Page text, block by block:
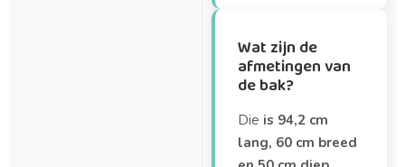
Wat zijn de
afmetingen van
de bak?
Die is 94,2 cm
lang, 60 cm breed